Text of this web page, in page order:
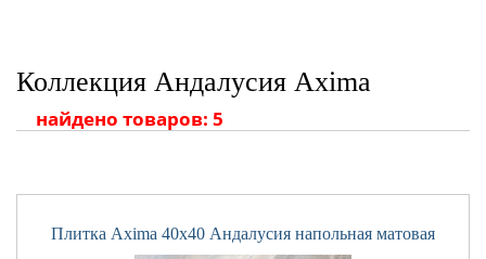
Коллекция Андалусия Axima
найдено товаров: 5
Плитка Axima 40x40 Андалусия напольная матовая